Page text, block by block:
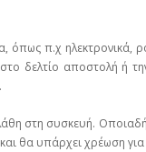
όπως π.χ
δελτίο αποστολή ή
στη συσκευή.
θα υπάρχει χρέωση